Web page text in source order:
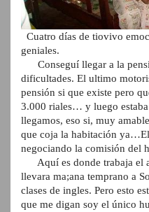
Cuatro días de tiovivo
geniales.
Conseguí llegar a la
dificultades. El ultimo
pensión si que existe pero
3.000 riales… y luego
llegamos, eso si, muy
que coja la habitación
negociando la comisión del
Aquí es donde trabaja el
llevara ma;ana temprano a
clases de ingles. Pero esto
que me digan soy el único